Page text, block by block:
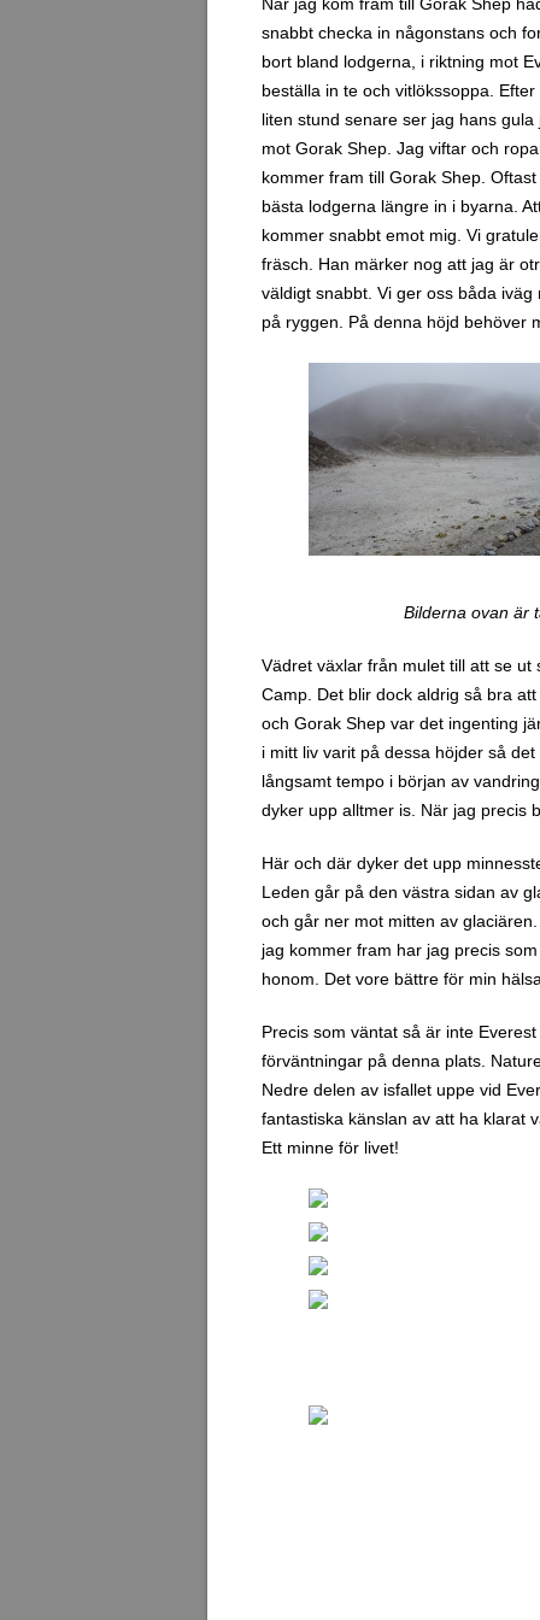
snabbt checka in någonstans och
bort bland lodgerna, i riktning mot
beställa in te och vitlökssoppa.
liten stund senare ser jag hans
mot Gorak Shep. Jag viftar och
kommer fram till Gorak Shep.
bästa lodgerna längre in i byarna.
kommer snabbt emot mig. Vi
fräsch. Han märker nog att jag är
väldigt snabbt. Vi ger oss båda
på ryggen. På denna höjd behöver
Bilderna ovan är
Vädret växlar från mulet till att se
Camp. Det blir dock aldrig så bra
och Gorak Shep var det ingenting
i mitt liv varit på dessa höjder så
långsamt tempo i början av
dyker upp alltmer is. När jag precis
Här och där dyker det upp
Leden går på den västra sidan av
och går ner mot mitten av
jag kommer fram har jag precis
honom. Det vore bättre för min
Precis som väntat så är inte
förväntningar på denna plats.
Nedre delen av isfallet uppe vid
fantastiska känslan av att ha klarat
Ett minne för livet!